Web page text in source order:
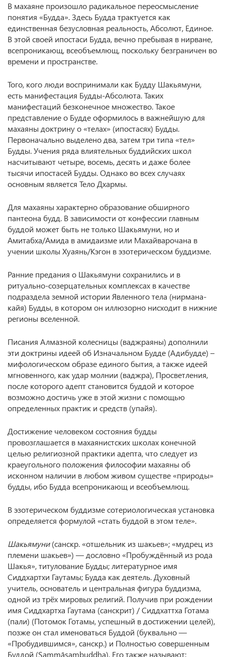
В махаяне произошло радикальное переосмысление
понятия «Будда». Здесь Будда трактуется как
единственная безусловная реальность, Абсолют, Единое.
В этой своей ипостаси Будда, вечно пребывая в нирване,
всепроникающ, всеобъемлющ, поскольку безграничен во
времени и пространстве.
Того, кого люди воспринимали как Будду Шакьямуни,
есть манифестация Будды-Абсолюта. Таких
манифестаций безконечное множество. Такое
представление о Будде оформилось в важнейшую для
махаяны доктрину о «телах» (ипостасях) Будды.
Первоначально выделено два, затем три типа «тел»
Будды. Учения ряда влиятельных буддийских школ
насчитывают четыре, восемь, десять и даже более
тысячи ипостасей Будды. Однако во всех случаях
основным является Тело Дхармы.
Для махаяны характерно образование обширного
пантеона будд. В зависимости от конфессии главным
буддой может быть не только Шакьямуни, но и
Амитабха/Амида в амидаизме или Махайварочана в
учении школы Хуаянь/Кэгон в эзотерическом буддизме.
Ранние предания о Шакьямуни сохранились и в
ритуально-созерцательных комплексах в качестве
подраздела земной истории Явленного тела (нирмана-
кайя) Будды, в котором он иллюзорно нисходит в нижние
регионы вселенной.
Писания Алмазной колесницы (ваджраяны) дополнили
эти доктрины идеей об Изначальном Будде (Адибудде) –
мифологическом образе единого бытия, а также идеей
мгновенного, как удар молнии (ваджра), Просветления,
после которого адепт становится буддой и которое
возможно достичь уже в этой жизни с помощью
определенных практик и средств (упайя).
Достижение человеком состояния будды
провозглашается в махаянистских школах конечной
целью религиозной практики адепта, что следует из
краеугольного положения философии махаяны об
исконном наличии в любом живом существе «природы»
будды, ибо Будда всепроникающ и всеобъемлющ.
В эзотерическом буддизме сотериологическая установка
определяется формулой «стать буддой в этом теле».
Шакьямуни(санскр. «отшельник из шакьев»; «мудрец из
племени шакьев») — дословно «Пробуждённый из рода
Шакья», титулование Будды; литературное имя
Сиддхартхи Гаутамы; Будда как деятель. Духовный
учитель, основатель и центральная фигура буддизма,
одной из трёх мировых религий. Получив при рождении
имя Сиддхартха Гаутама (санскрит) / Сиддхаттха Готама
(пали) (Потомок Готамы, успешный в достижении целей),
позже он стал именоваться Буддой (буквально —
«Пробудившимся», санскр.) и Полностью совершенным
Буддой (Sammāsambuddha). Его также называют: